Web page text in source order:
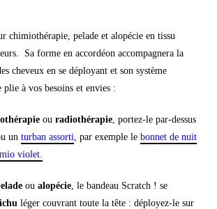
chimiothérapie, pelade et alopécie en tissu
Sa forme en accordéon accompagnera la
cheveux en se déployant et son système
plie à vos besoins et envies :
ou radiothérapie, portez-le par-dessus
un turban assorti, par exemple le bonnet de nuit
violet.
ou alopécie, le bandeau Scratch ! se
léger couvrant toute la tête : déployez-le sur